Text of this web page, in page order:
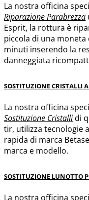
La nostra officina
RiparazioneParabrezza
Esprit, la rottura è
piccola di una moneta
minuti inserendo la
danneggiata
SOSTITUZIONE CRISTALLI
La nostra officina
Sostituzione Cristallidi
tir, utilizza tecnologie
rapida di marca
marca e modello.
SOSTITUZIONE LUNOTTO
La nostra officina